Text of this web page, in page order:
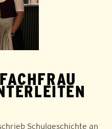
Schulgeschichte an